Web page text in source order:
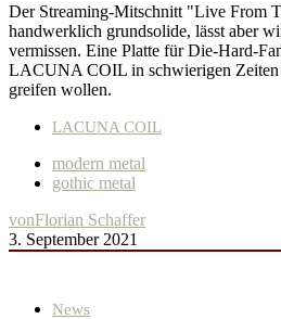
Der Streaming-Mitschnitt "Live From
handwerklich grundsolide, lässt aber
vermissen. Eine Platte für Die-Hard-
LACUNA COIL in schwierigen Zeiten
greifen wollen.
LACUNA COIL
modern metal
gothic metal
vonFlorian Schaffer
3. September 2021
News